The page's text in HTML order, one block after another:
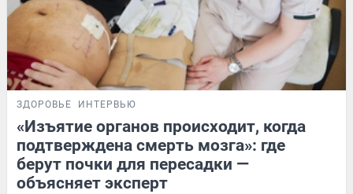
ЗДОРОВЬЕ ИНТЕРВЬЮ
«Изъятие органов происходит, когда
подтверждена смерть мозга»: где
берут почки для пересадки —
объясняет эксперт